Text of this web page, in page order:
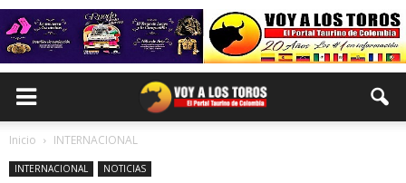
Inicio INTERNACIONAL
INTERNACIONAL NOTICIAS